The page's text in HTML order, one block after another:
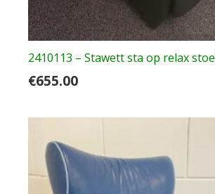
2410113 – Stawett sta op relax
€655.00